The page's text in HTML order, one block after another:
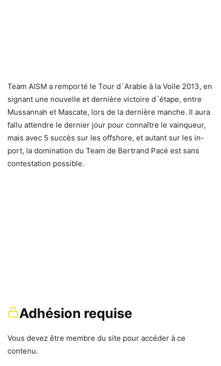
Team AISM a remporté le Tour d´Arabie à la Voile 2013, en
signant une nouvelle et dernière victoire d´étape, entre
Mussannah et Mascate, lors de la dernière manche. Il aura
fallu attendre le dernier jour pour connaître le vainqueur,
mais avec 5 succès sur les offshore, et autant sur les in-
port, la domination du Team de Bertrand Pacé est sans
contestation possible.
Adhésion requise
Vous devez être membre du site pour accéder à ce
contenu.